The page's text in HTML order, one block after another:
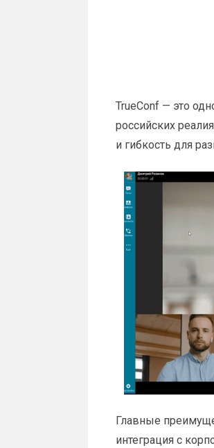
TrueConf — это
российских
и гибкость для
Главные
интеграция с